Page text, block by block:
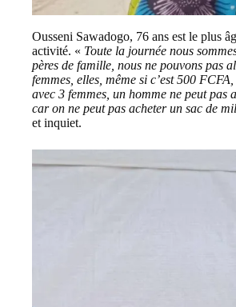
Ousseni Sawadogo, 76 ans est le plus
activité. « Toute la journée nous
pères de famille, nous ne pouvons pas
femmes, elles, même si c’est 500
avec 3 femmes, un homme ne peut
car on ne peut pas acheter un sac de
et inquiet.